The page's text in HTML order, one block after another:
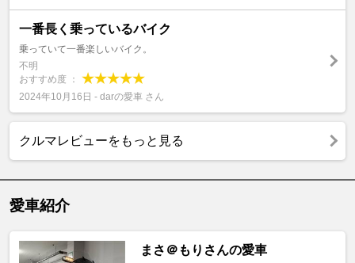
一番長く乗っているバイク
乗っていて一番楽しいバイク。
不明
おすすめ度 ：
2024年10月16日 - darの愛車 さん
クルマレビューをもっと見る
愛車紹介
まさ＠もりさんの愛車